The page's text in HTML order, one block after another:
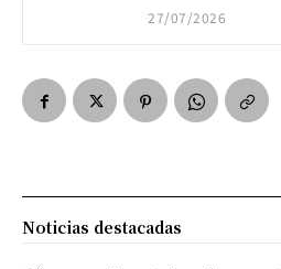
27/07/2026
Noticias destacadas